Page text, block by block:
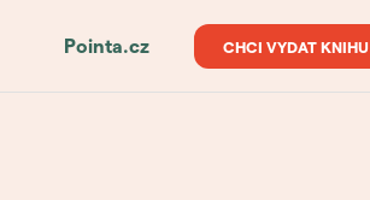
Pointa.cz CHCI VYDAT KNIHU